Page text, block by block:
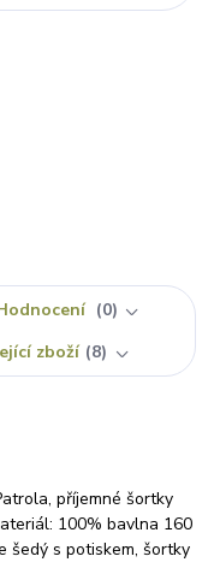
0
zboží 8
příjemné šortky
100% bavlna 160
šedý s potiskem, šortky